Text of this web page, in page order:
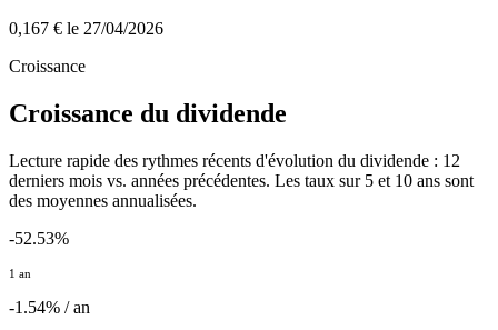
0,167 € le 27/04/2026
Croissance
Croissance du dividende
Lecture rapide des rythmes récents d'évolution du dividende : 12
derniers mois vs. années précédentes. Les taux sur 5 et 10 ans sont
des moyennes annualisées.
-52.53%
1 an
-1.54% / an